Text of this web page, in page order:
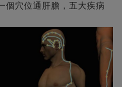
個穴位通肝膽，五大疾病